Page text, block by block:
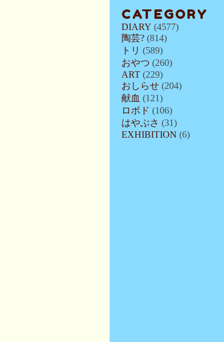
CATEGORY
DIARY (4577)
陶芸? (814)
トリ (589)
おやつ (260)
ART (229)
おしらせ (204)
献血 (121)
ロボド (106)
はやぶさ (31)
EXHIBITION (6)